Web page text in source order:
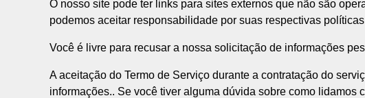
O nosso site pode ter links para sites externos que não são
podemos aceitar responsabilidade por suas respectivas
Você é livre para recusar a nossa solicitação de informações
A aceitação do Termo de Serviço durante a contratação do
informações.. Se você tiver alguma dúvida sobre como